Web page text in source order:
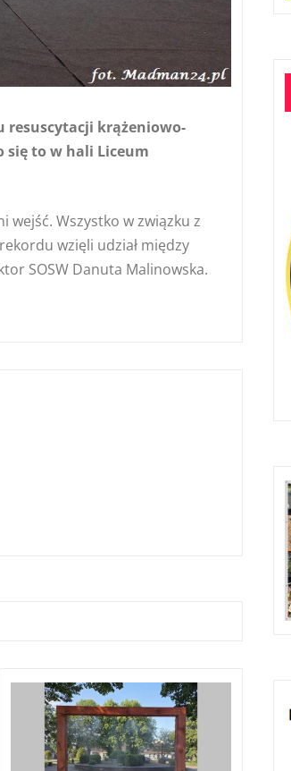
resuscytacji krążeniowo-
się to w hali Liceum
wejść. Wszystko w związku z
wzięli udział między
SOSW Danuta Malinowska.